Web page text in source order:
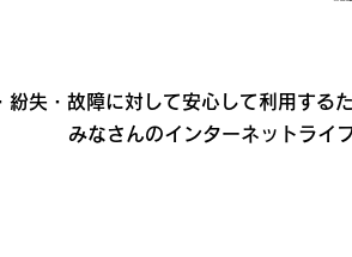
紛失・故障に対して安心して利用する
みなさんのインターネットライ